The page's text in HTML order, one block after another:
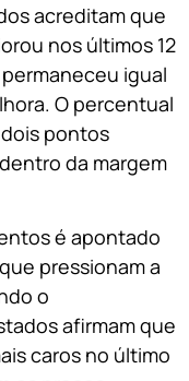
acreditam que
nos últimos 12
igual
O percentual
pontos
da margem
é apontado
pressionam a
o
afirmam que
caros no último